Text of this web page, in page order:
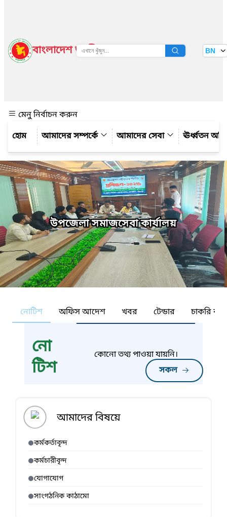
বাংলাদেশ জাতীয় তথ্য বাতায়ন BN
মেনু নির্বাচন করুন
আমাদের সম্পর্কে
আমাদের সেবা ঊর্ধ্বতন
উপজেলা সমাজসেবা কার্যালয়
নোটিশ অফিস আদেশ খবর টেন্ডার চাকরি
নো
টিশ
সকল
কোনো তথ্য পাওয়া যায়নি।
আমাদের বিষয়ে
কর্মকর্তাবৃন্দ
কর্মচারীবৃন্দ
যোগাযোগ
সাংগঠনিক কাঠামো